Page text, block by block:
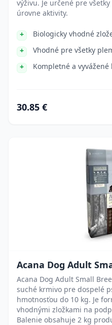
výživu. Je určené pre
úrovne aktivity.
Biologicky vhodné
Vhodné pre všetky
Kompletné a
30.85 €
Acana Dog Adult
Acana Dog Adult Small
suché krmivo pre dospelé
hmotnosťou do 10 kg. Je
vhodnými zložkami na
Balenie obsahuje 2 kg